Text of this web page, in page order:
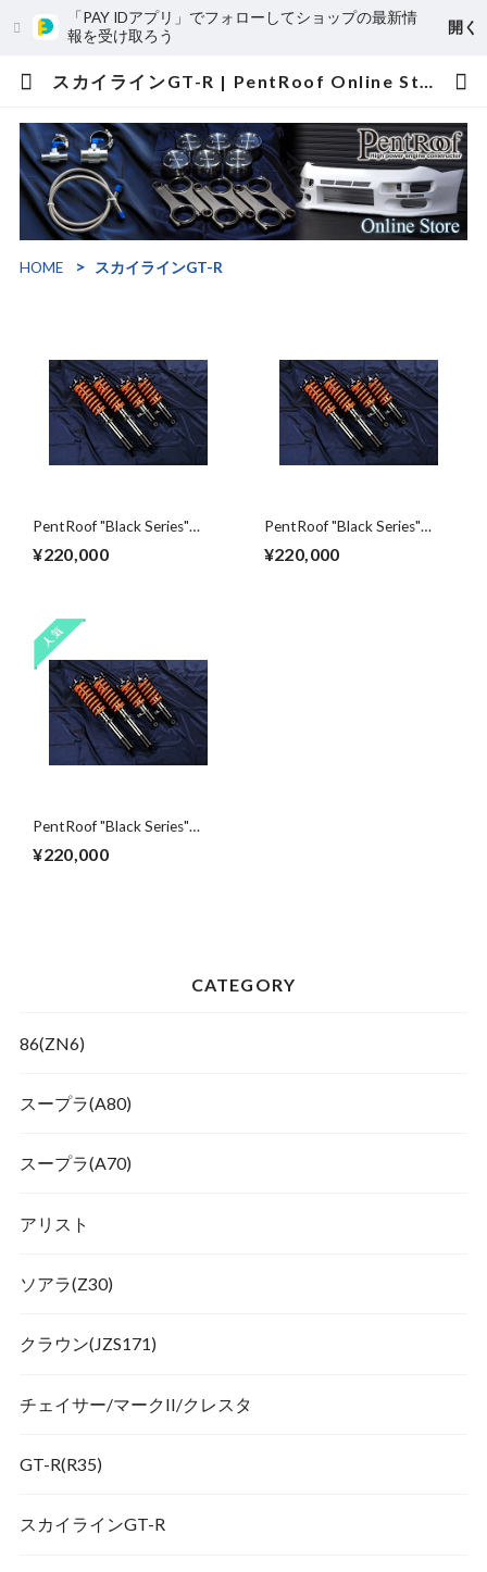
「PAY IDアプリ」でフォローしてショップの最新情
報を受け取ろう
開く
スカイラインGT-R | PentRoof Online Store
HOME スカイラインGT-R
PentRoof "Black Series"
¥220,000
PentRoof "Black Series"
¥220,000
PentRoof "Black Series"
¥220,000
CATEGORY
86(ZN6)
スープラ(A80)
スープラ(A70)
アリスト
ソアラ(Z30)
クラウン(JZS171)
チェイサー/マークII/クレスタ
GT-R(R35)
スカイラインGT-R